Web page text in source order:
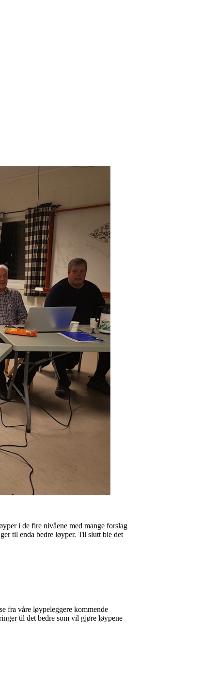
i de fire nivåene med mange forslag
til enda bedre løyper. Til slutt ble det
fra våre løypeleggere kommende
til det bedre som vil gjøre løypene